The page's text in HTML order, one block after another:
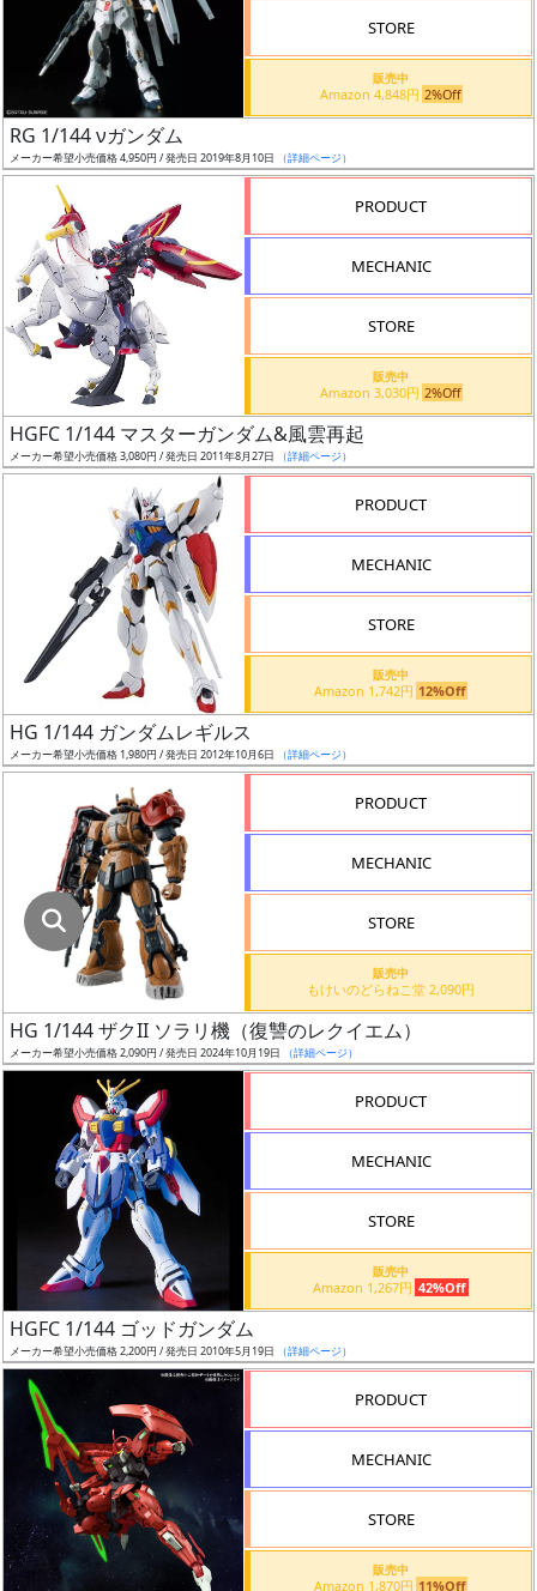
割
引
路
最
安
ク
ス
ア
ー
タ
ー
品
（β）
STORE
販売中
Amazon 4,848円 2%Off
RG 1/144 νガンダム
メーカー希望小売価格 4,950円 / 発売日 2019年8月10日 （詳細ページ）
PRODUCT
MECHANIC
STORE
販売中
Amazon 3,030円 2%Off
HGFC 1/144 マスターガンダム&風雲再起
メーカー希望小売価格 3,080円 / 発売日 2011年8月27日 （詳細ページ）
PRODUCT
MECHANIC
STORE
販売中
Amazon 1,742円 12%Off
HG 1/144 ガンダムレギルス
メーカー希望小売価格 1,980円 / 発売日 2012年10月6日 （詳細ページ）
PRODUCT
MECHANIC
STORE
販売中
もけいのどらねこ堂 2,090円
HG 1/144 ザクII ソラリ機（復讐のレクイエム）
メーカー希望小売価格 2,090円 / 発売日 2024年10月19日 （詳細ページ）
PRODUCT
MECHANIC
STORE
販売中
Amazon 1,267円 42%Off
HGFC 1/144 ゴッドガンダム
メーカー希望小売価格 2,200円 / 発売日 2010年5月19日 （詳細ページ）
PRODUCT
MECHANIC
STORE
販売中
Amazon 1,870円 11%Off